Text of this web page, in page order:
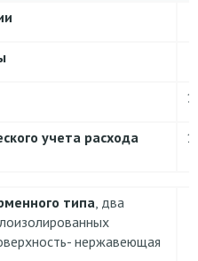
1
учета расхода
1
типа , два
нержавеющая